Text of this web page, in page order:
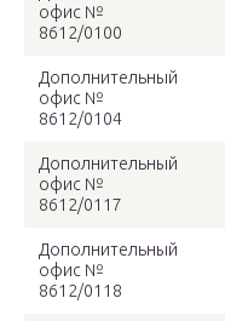
офис №
8612/0100
Дополнительный
офис №
8612/0104
Дополнительный
офис №
8612/0117
Дополнительный
офис №
8612/0118